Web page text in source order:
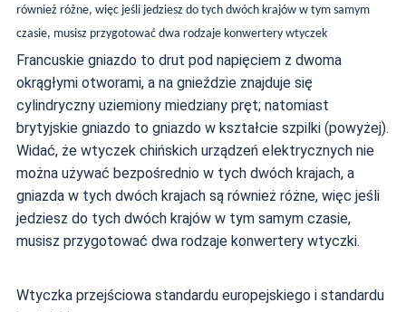
również różne, więc jeśli jedziesz do tych dwóch krajów w tym samym
czasie, musisz przygotować dwa rodzaje konwertery wtyczek
Francuskie gniazdo to drut pod napięciem z dwoma
okrągłymi otworami, a na gnieździe znajduje się
cylindryczny uziemiony miedziany pręt; natomiast
brytyjskie gniazdo to gniazdo w kształcie szpilki (powyżej).
Widać, że wtyczek chińskich urządzeń elektrycznych nie
można używać bezpośrednio w tych dwóch krajach, a
gniazda w tych dwóch krajach są również różne, więc jeśli
jedziesz do tych dwóch krajów w tym samym czasie,
musisz przygotować dwa rodzaje konwertery wtyczki.
Wtyczka przejściowa standardu europejskiego i standardu